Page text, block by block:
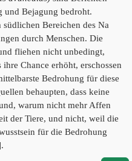
und Bejagung bedroht.
Bereichen des Na
durch Menschen. Die
fliehen nicht unbedingt,
Chance erhöht, erschossen
Bedrohung für diese
behaupten, dass keine
warum nicht mehr Affen
der Tiere, und nicht, weil die
für die Bedrohung